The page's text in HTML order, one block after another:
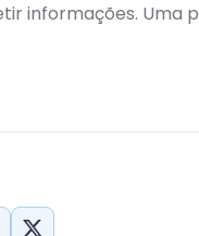
informações. Uma